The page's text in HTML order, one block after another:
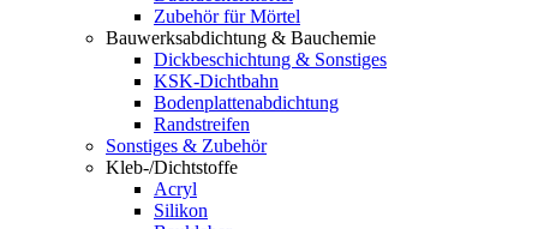
Zubehör für Mörtel
Bauwerksabdichtung & Bauchemie
Dickbeschichtung & Sonstiges
KSK-Dichtbahn
Bodenplattenabdichtung
Randstreifen
Sonstiges & Zubehör
Kleb-/Dichtstoffe
Acryl
Silikon